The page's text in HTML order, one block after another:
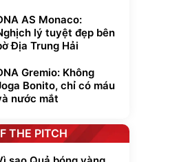
AS Monaco:
lý tuyệt đẹp bên
Địa Trung Hải
Gremio: Không
Bonito, chỉ có máu
nước mắt
THE PITCH